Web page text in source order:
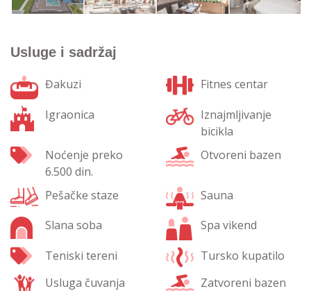
Usluge i sadržaj
Đakuzi
Fitnes centar
Igraonica
Iznajmljivanje
bicikla
Noćenje preko
6.500 din.
Otvoreni bazen
Pešačke staze
Sauna
Slana soba
Spa vikend
Teniski tereni
Tursko kupatilo
Usluga čuvanja
Zatvoreni bazen